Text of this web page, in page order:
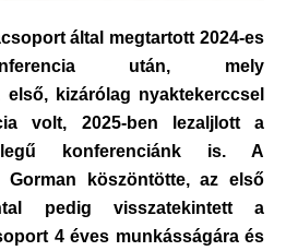
által megtartott 2024-es
után, mely
kizárólag nyaktekerccsel
volt, 2025-ben lezaljlott a
konferenciánk is. A
Gorman köszöntötte, az első
pedig visszatekintett a
4 éves munkásságára és